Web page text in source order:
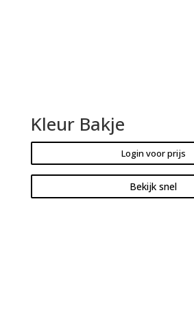
Kleur Bakje
Login voor prijs
Bekijk snel